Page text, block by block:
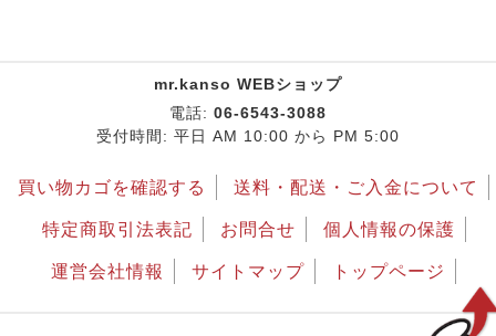
mr.kanso WEBショップ
電話: 06-6543-3088
受付時間: 平日 AM 10:00 から PM 5:00
買い物カゴを確認する 送料・配送・ご入金について
特定商取引法表記 お問合せ 個人情報の保護
運営会社情報 サイトマップ トップページ